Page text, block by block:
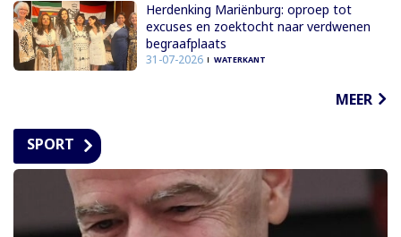
Herdenking Mariënburg: oproep tot
excuses en zoektocht naar verdwenen
begraafplaats
31-07-2026 WATERKANT
MEER
SPORT